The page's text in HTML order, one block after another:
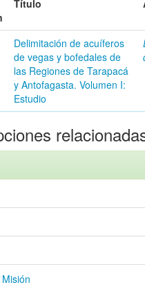
Título
Delimitación de acuíferos
de vegas y bofedales de
las Regiones de Tarapacá
y Antofagasta. Volumen I:
Estudio